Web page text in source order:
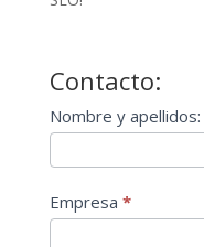
Contacto:
Contact
Us
Nombre y apellidos:
Empresa *